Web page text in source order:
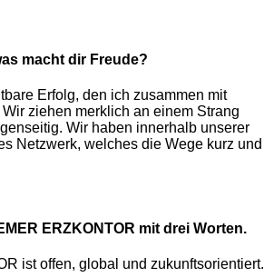
macht dir Freude?
Erfolg, den ich zusammen mit
ziehen merklich an einem Strang
Wir haben innerhalb unserer
Netzwerk, welches die Wege kurz und
ERZKONTOR mit drei Worten.
ist offen, global und zukunftsorientiert.